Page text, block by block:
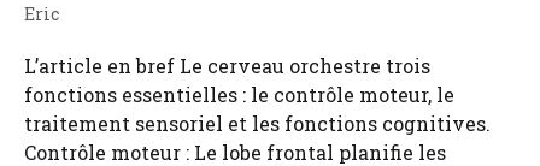
Eric
L’article en bref Le cerveau orchestre trois
fonctions essentielles : le contrôle moteur, le
traitement sensoriel et les fonctions cognitives.
Contrôle moteur : Le lobe frontal planifie les